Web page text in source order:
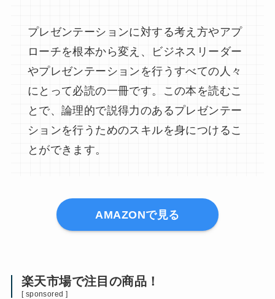
プレゼンテーションに対する考え方やアプ
ローチを根本から変え、ビジネスリーダー
やプレゼンテーションを行うすべての人々
にとって必読の一冊です。この本を読むこ
とで、論理的で説得力のあるプレゼンテー
ションを行うためのスキルを身につけるこ
とができます。
AMAZONで見る
楽天市場で注目の商品！
[ sponsored ]